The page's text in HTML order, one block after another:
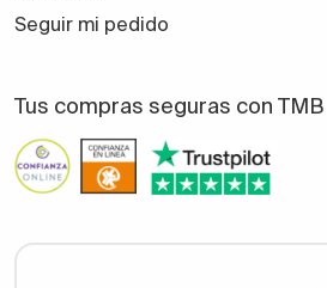
Seguir mi pedido
Tus compras seguras con TMB